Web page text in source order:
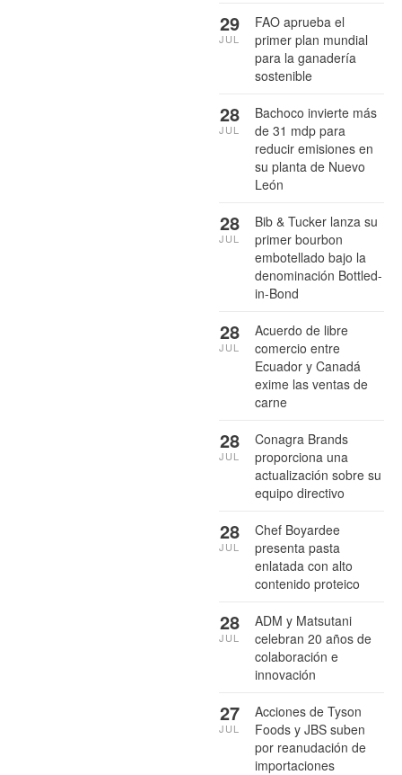
FAO aprueba el
primer plan mundial
para la ganadería
sostenible
29
JUL
Bachoco invierte más
de 31 mdp para
reducir emisiones en
su planta de Nuevo
León
28
JUL
Bib & Tucker lanza su
primer bourbon
embotellado bajo la
denominación Bottled-
in-Bond
28
JUL
Acuerdo de libre
comercio entre
Ecuador y Canadá
exime las ventas de
carne
28
JUL
Conagra Brands
proporciona una
actualización sobre su
equipo directivo
28
JUL
Chef Boyardee
presenta pasta
enlatada con alto
contenido proteico
28
JUL
ADM y Matsutani
celebran 20 años de
colaboración e
innovación
28
JUL
Acciones de Tyson
Foods y JBS suben
por reanudación de
importaciones
27
JUL